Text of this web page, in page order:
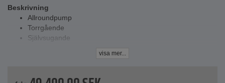
Beskrivning
Allroundpump
Torrgående
Självsugande
Okänslig för aggressiva och slipande medier
Kräver inga tätningar eller ventiler
visa mer...